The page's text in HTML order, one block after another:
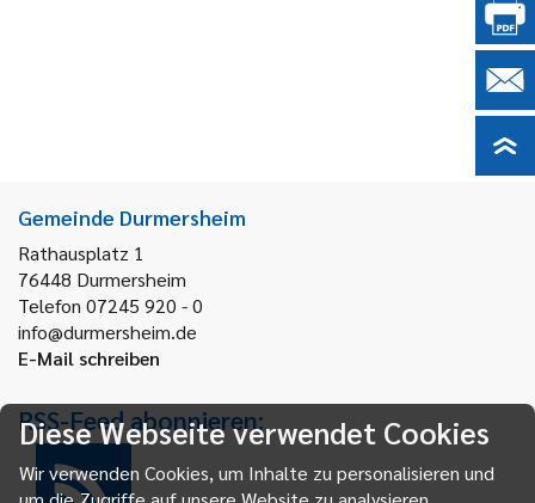
Gemeinde Durmersheim
Rathausplatz 1
76448 Durmersheim
Telefon 07245 920 - 0
info@durmersheim.de
E-Mail schreiben
RSS-Feed abonnieren:
Diese Webseite verwendet Cookies
Wir verwenden Cookies, um Inhalte zu personalisieren und